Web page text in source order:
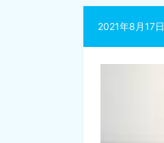
2021年8月17日